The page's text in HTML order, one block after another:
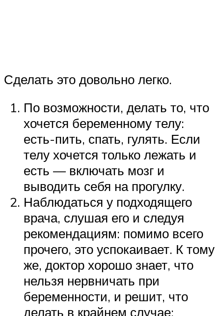
Сделать это довольно легко.
По возможности, делать то, что
хочется беременному телу:
есть-пить, спать, гулять. Если
телу хочется только лежать и
есть — включать мозг и
выводить себя на прогулку.
Наблюдаться у подходящего
врача, слушая его и следуя
рекомендациям: помимо всего
прочего, это успокаивает. К тому
же, доктор хорошо знает, что
нельзя нервничать при
беременности, и решит, что
делать в крайнем случае: